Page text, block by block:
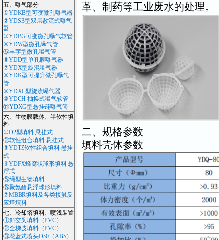
五、曝气部分
①YDKB型可变微孔曝气器
②YDSB型双层散流式曝气
器
③YDBG可变微孔曝气软管
④YDW型微孔曝气管
⑤丰字型微孔曝气管
⑥YDD型单孔膜曝气器
⑦YDX型旋混曝气器
⑧YDK型可提升微孔曝气
管
⑨YDXL型旋流曝气器
⑩YDCH 抽换式曝气软管
⑪YDXG型悬挂链曝气管
六、生物膜载体、半软性填
料
①D2型填料 悬挂式
②软性组合填料 悬挂式
③YDTZ软性组合填料 悬挂
式
④YDFX蜂窝状球形填料 悬
浮式
⑤绳型生物填料
⑥聚氨酯悬浮球形填料
⑦MBBR填料及各类接触反
应塔填料
七、冷却塔填料、喷浅装置
①斜交叉填料（PVC）
②全梯波填料（PVC）
③花蓝式喷头D50（ABS）
革、制药等工业废水的处理。
二、规格参数
填料壳体参数